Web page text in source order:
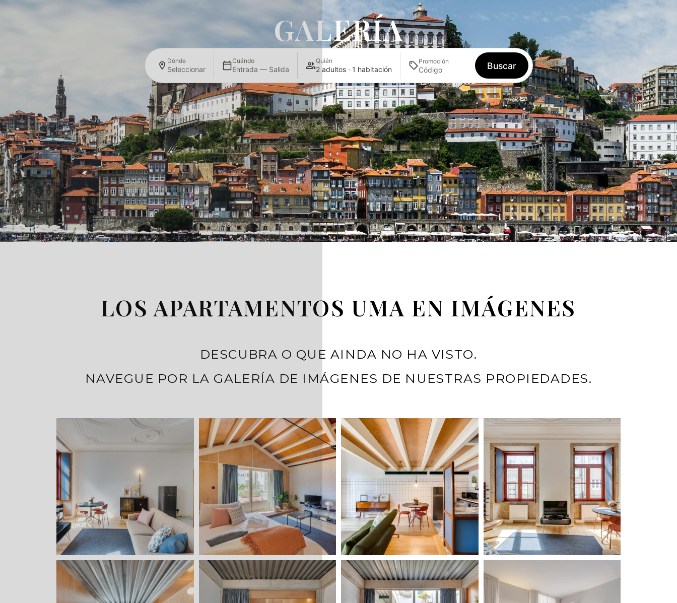
Reservar
ES
GALERÍA
Dónde
Seleccionar
Cuándo
Entrada — Salida
Quién
2 adultos · 1 habitación
Promoción Buscar
LOS APARTAMENTOS UMA EN IMÁGENES
DESCUBRA O QUE AINDA NO HA VISTO.
NAVEGUE POR LA GALERÍA DE IMÁGENES DE NUESTRAS PROPIEDADES.